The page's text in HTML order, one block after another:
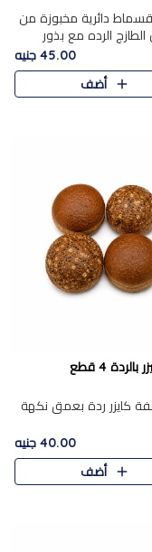
دائرية مخبوزة من
الرده مع بذور
قرمشة الحبوب والبذور،
لكل صباح.
45.00 جنيه
أضف
4 قطع
كايزر ردة بعمق نكهة
40.00 جنيه
أضف